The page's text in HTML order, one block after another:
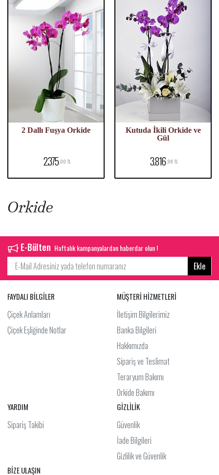
2 Dallı Fuşya Orkide
2.375,00 TL
Kutuda İkili Orkide ve
Gül
3.816 ,98 TL
Orkide
E-Bülten Haftalık kampanyalardan haberdar olun !
Ekle
FAYDALI BİLGİLER
Çiçek Anlamları
Çiçek Eşliğinde Notlar
MÜŞTERİ HİZMETLERİ
İletişim Bilgilerimiz
Banka Bilgileri
Hakkımızda
Sipariş ve Teslimat
Teraryum Bakımı
Orkide Bakımı
YARDIM
Sipariş Takibi
GİZLİLİK
Güvenlik
İade Bilgileri
Gizlilik ve Güvenlik
BİZE ULAŞIN